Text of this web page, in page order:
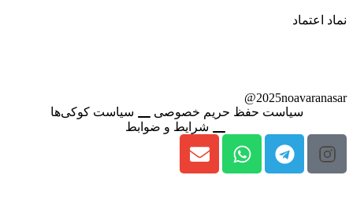
نماد اعتماد
2025noavaranasar@
سیاست حفظ حریم خصوصی
سیاست کوکی‌ها
شرایط و ضوابط